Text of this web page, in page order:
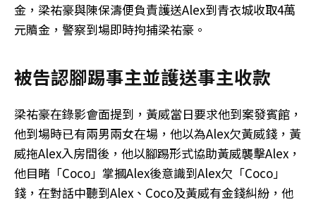
金，梁祐豪與陳保濤便負責護送Alex到青衣城收取4萬
元贖金，警察到場即時拘捕梁祐豪。
被告認腳踢事主並護送事主收款
梁祐豪在錄影會面提到，黃威當日要求他到案發賓館，
他到場時已有兩男兩女在場，他以為Alex欠黃威錢，黃
威拖Alex入房間後，他以腳踢形式協助黃威襲擊Alex，
他目睹「Coco」掌摑Alex後意識到Alex欠「Coco」
錢，在對話中聽到Alex、Coco及黃威有金錢糾紛，他